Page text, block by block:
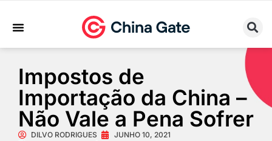
Impostos de
Importação da China –
Não Vale a Pena Sofrer
DILVO RODRIGUES
JUNHO 10, 2021